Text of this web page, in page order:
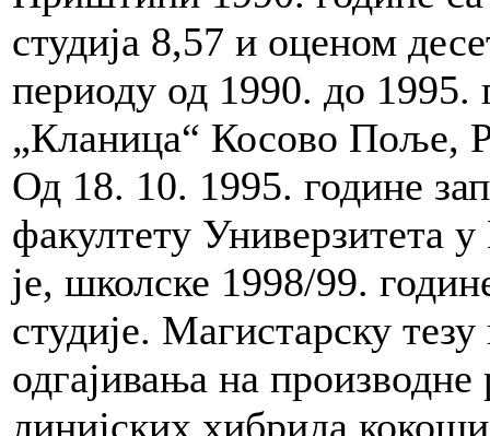
студија 8,57 и оценом
периоду од 1990. до 1995.
„Кланица“ Косово Поље,
Од 18. 10. 1995. године
факултету Универзитета
је, школске 1998/99.
студије. Магистарску
одгајивања на
линијских хибрида